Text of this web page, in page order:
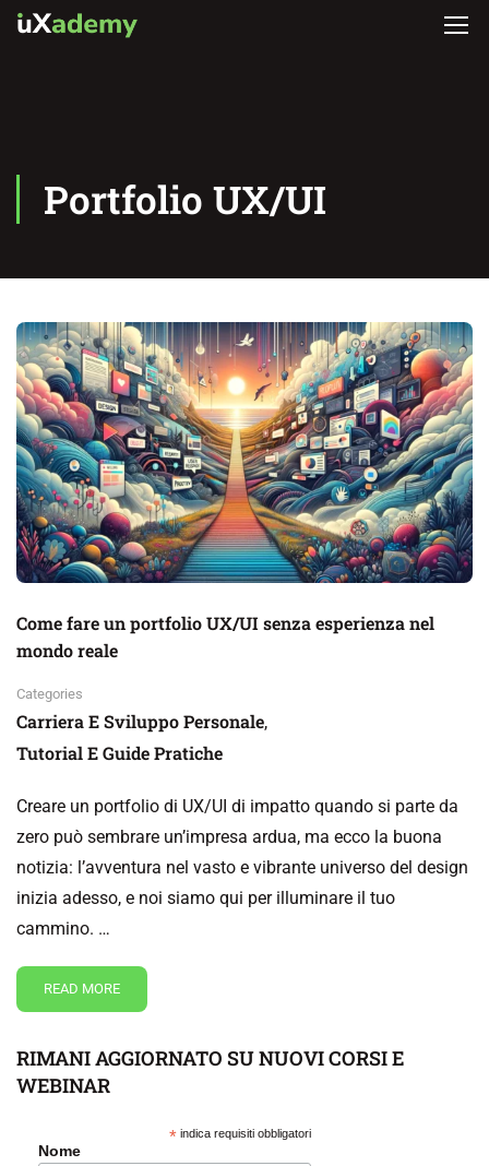
Portfolio UX/UI
Come fare un portfolio UX/UI senza esperienza nel
mondo reale
Categories
Carriera E Sviluppo Personale,
Tutorial E Guide Pratiche
Creare un portfolio di UX/UI di impatto quando si parte da
zero può sembrare un’impresa ardua, ma ecco la buona
notizia: l’avventura nel vasto e vibrante universo del design
inizia adesso, e noi siamo qui per illuminare il tuo
cammino. …
READ MORE
RIMANI AGGIORNATO SU NUOVI CORSI E
WEBINAR
*indica requisiti obbligatori
Nome